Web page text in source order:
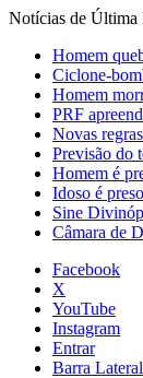
Notícias de Última
Homem
Ciclone-
Homem
PRF
Novas
Previsão do
Homem é
Idoso é
Sine
Câmara de
Facebook
X
YouTube
Instagram
Entrar
Barra Lateral